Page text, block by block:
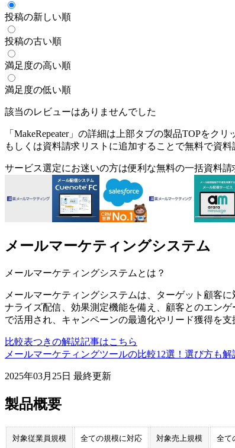
投稿の新しい順
投稿の古い順
満足度の高い順
満足度の低い順
該当のレビューはありませんでした
「 MakeRepeater」の詳細は上部タブの製品TOPをクリ
もしくは資料請求リストに追加することで無料で資料
サービス選定にお迷いの方は便利な無料の一括資料
メールマーケティングシステム
メールマーケティングシステム とは？
メールマーケティングシステムは、ターゲット顧客
ナライズ配信、効果測定機能を備え、顧客とのエン
で活用され、キャンペーンの最適化やリード獲得を支
比較表つきの解説記事はこちら
メールマーケティングツールの比較12選！選び方も解
2025年03月25日 最終更新
製品概要
対象従業員規模 全ての規模に対応 対象売上規模 全て